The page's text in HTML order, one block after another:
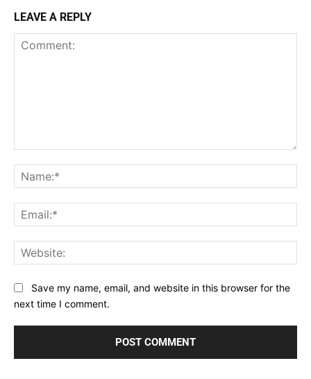
LEAVE A REPLY
Save my name, email, and website in this browser for the
next time I comment.